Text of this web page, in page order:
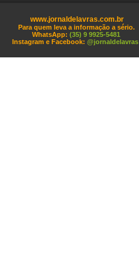
www.jornaldelavras.com.br
Para quem leva a informação a sério.
WhatsApp: (35) 9 9925-5481
Instagram e Facebook: @jornaldelavras